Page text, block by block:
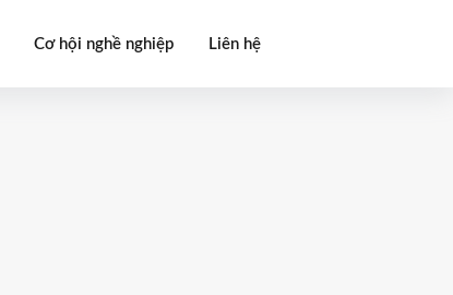
Cơ hội nghề nghiệp Liên hệ